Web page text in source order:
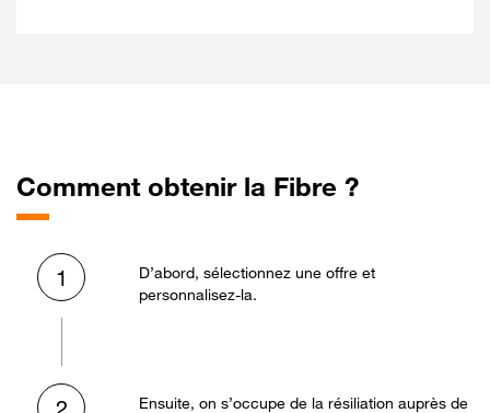
Comment obtenir la Fibre ?
1
D’abord, sélectionnez une offre et
personnalisez-la.
Ensuite, on s’occupe de la résiliation auprès de